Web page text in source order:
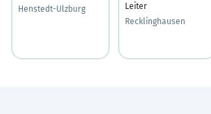
Henstedt-Ulzburg
Leiter
Recklinghausen